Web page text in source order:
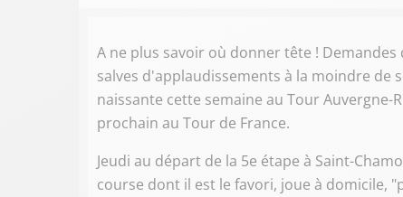
A ne plus savoir où donner tête !
salves d'applaudissements à la moindre de
naissante cette semaine au Tour
prochain au Tour de France.
Jeudi au départ de la 5e étape à Saint-
course dont il est le favori, joue à domicile,